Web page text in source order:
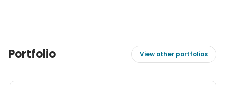
Portfolio View other portfolios